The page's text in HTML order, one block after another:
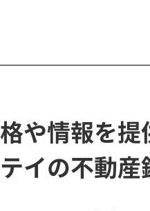
や情報を提
イの不動産